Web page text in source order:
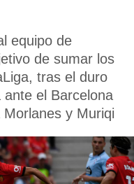
equipo de
de sumar los
tras el duro
el Barcelona
y Muriqi